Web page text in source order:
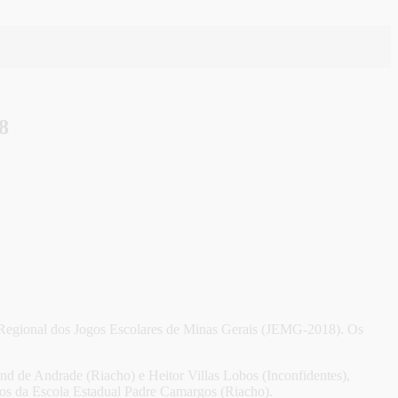
dos Jogos Escolares de Minas Gerais (JEMG-2018). Os
de Andrade (Riacho) e Heitor Villas Lobos (Inconfidentes),
da Escola Estadual Padre Camargos (Riacho).